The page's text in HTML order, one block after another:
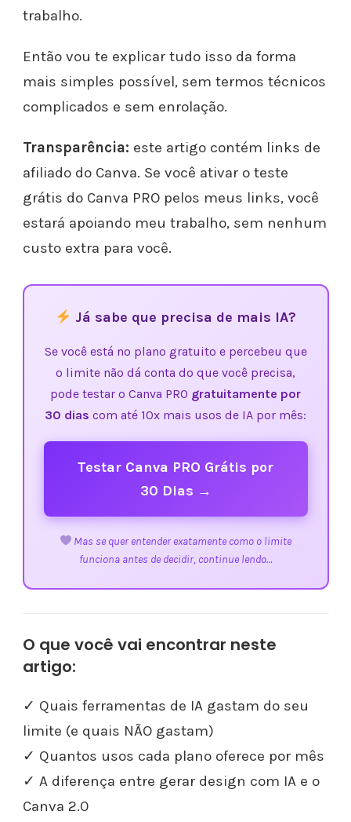
trabalho.
Então vou te explicar tudo isso da forma
mais simples possível, sem termos técnicos
complicados e sem enrolação.
Transparência: este artigo contém links de
afiliado do Canva. Se você ativar o teste
grátis do Canva PRO pelos meus links, você
estará apoiando meu trabalho, sem nenhum
custo extra para você.
Já sabe que precisa de mais IA?
Se você está no plano gratuito e percebeu que
o limite não dá conta do que você precisa,
pode testar o Canva PRO gratuitamente por
30 dias com até 10x mais usos de IA por mês:
Testar Canva PRO Grátis por
30 Dias →
Mas se quer entender exatamente como o limite
funciona antes de decidir, continue lendo…
O que você vai encontrar neste
artigo:
✓ Quais ferramentas de IA gastam do seu
limite (e quais NÃO gastam)
✓ Quantos usos cada plano oferece por mês
✓ A diferença entre gerar design com IA e o
Canva 2.0